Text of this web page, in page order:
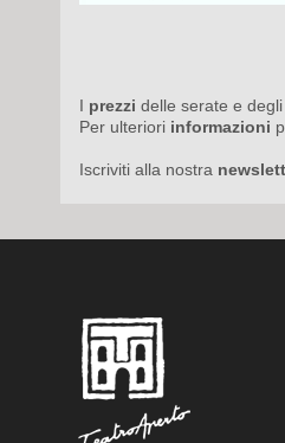
I prezzi delle serate e degli
Per ulteriori informazioni
Iscriviti alla nostra